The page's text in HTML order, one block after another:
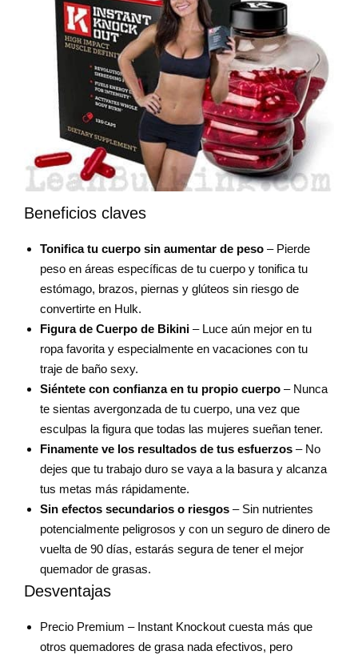
Beneficios claves
Tonifica tu cuerpo sin aumentar de peso – Pierde
peso en áreas específicas de tu cuerpo y tonifica tu
estómago, brazos, piernas y glúteos sin riesgo de
convertirte en Hulk.
Figura de Cuerpo de Bikini – Luce aún mejor en tu
ropa favorita y especialmente en vacaciones con tu
traje de baño sexy.
Siéntete con confianza en tu propio cuerpo – Nunca
te sientas avergonzada de tu cuerpo, una vez que
esculpas la figura que todas las mujeres sueñan tener.
Finamente ve los resultados de tus esfuerzos – No
dejes que tu trabajo duro se vaya a la basura y alcanza
tus metas más rápidamente.
Sin efectos secundarios o riesgos – Sin nutrientes
potencialmente peligrosos y con un seguro de dinero de
vuelta de 90 días, estarás segura de tener el mejor
quemador de grasas.
Desventajas
Precio Premium – Instant Knockout cuesta más que
otros quemadores de grasa nada efectivos, pero